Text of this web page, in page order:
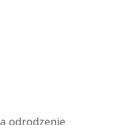
odrodzenie